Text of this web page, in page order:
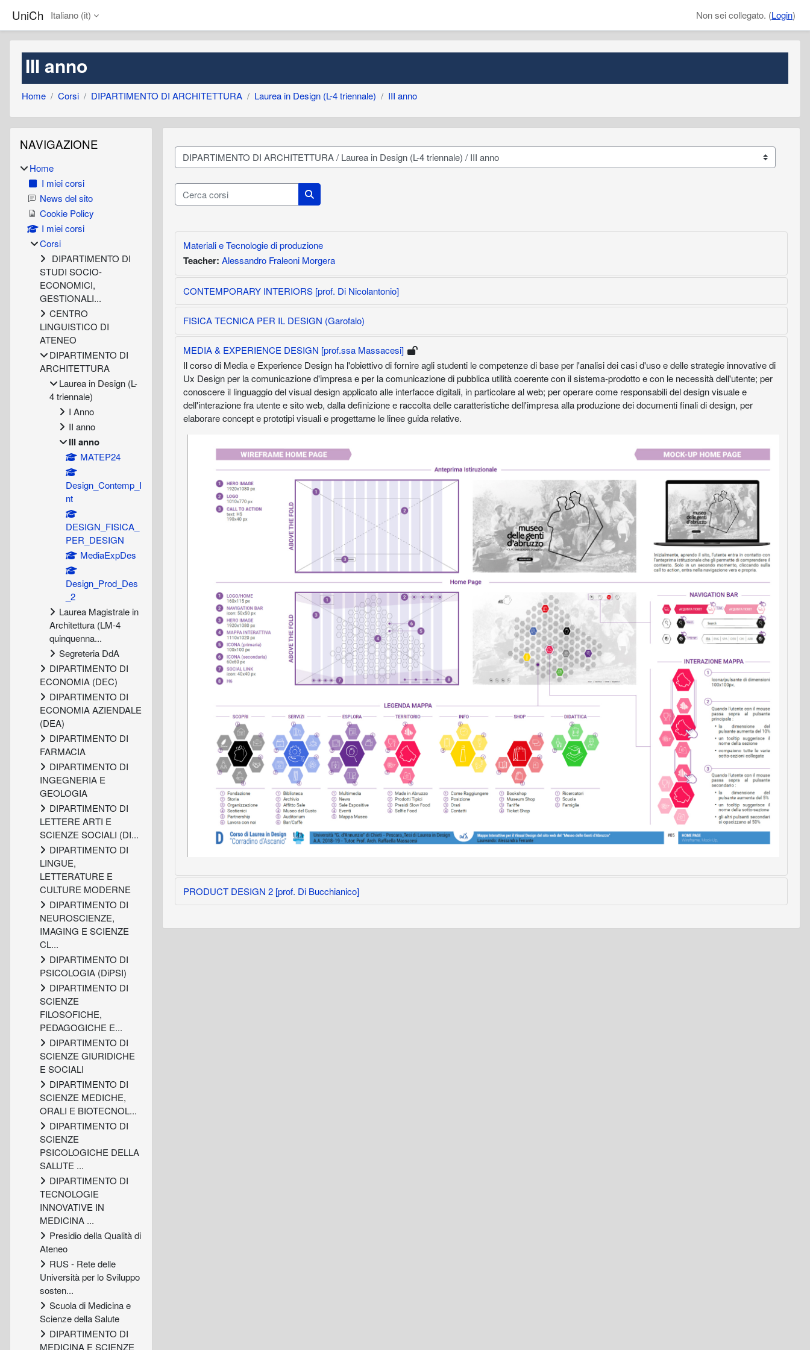
UniCh Italiano ‎(it)‎ Non sei collegato. (Login)
III anno
Home Corsi DIPARTIMENTO DI ARCHITETTURA Laurea in Design (L-4 triennale) III anno
Categorie di corso
Cerca corsi
Cerca corsi
Materiali e Tecnologie di produzione
Teacher: Alessandro Fraleoni Morgera
CONTEMPORARY INTERIORS [prof. Di Nicolantonio]
FISICA TECNICA PER IL DESIGN (Garofalo)
MEDIA & EXPERIENCE DESIGN [prof.ssa Massacesi]
Il corso di Media e Experience Design ha l'obiettivo di fornire agli studenti le competenze di base per l'analisi dei casi d'uso e delle strategie innovative di
Ux Design per la comunicazione d'impresa e per la comunicazione di pubblica utilità coerente con il sistema-prodotto e con le necessità dell'utente; per
conoscere il linguaggio del visual design applicato alle interfacce digitali, in particolare al web; per operare come responsabili del design visuale e
dell'interazione fra utente e sito web, dalla definizione e raccolta delle caratteristiche dell'impresa alla produzione dei documenti finali di design, per
elaborare concept e prototipi visuali e progettarne le linee guida relative.
PRODUCT DESIGN 2 [prof. Di Bucchianico]
Blocchi
Salta Navigazione
NAVIGAZIONE
Home
I miei corsi
News del sito
Cookie Policy
I miei corsi
Corsi
DIPARTIMENTO DI
STUDI SOCIO-
ECONOMICI,
GESTIONALI...
CENTRO
LINGUISTICO DI
ATENEO
DIPARTIMENTO DI
ARCHITETTURA
Laurea in Design (L-
4 triennale)
I Anno
II anno
III anno
MATEP24
Design_Contemp_I
nt
DESIGN_FISICA_
PER_DESIGN
MediaExpDes
Design_Prod_Des
_2
Laurea Magistrale in
Architettura (LM-4
quinquenna...
Segreteria DdA
DIPARTIMENTO DI
ECONOMIA (DEC)
DIPARTIMENTO DI
ECONOMIA AZIENDALE
(DEA)
DIPARTIMENTO DI
FARMACIA
DIPARTIMENTO DI
INGEGNERIA E
GEOLOGIA
DIPARTIMENTO DI
LETTERE ARTI E
SCIENZE SOCIALI (DI...
DIPARTIMENTO DI
LINGUE,
LETTERATURE E
CULTURE MODERNE
DIPARTIMENTO DI
NEUROSCIENZE,
IMAGING E SCIENZE
CL...
DIPARTIMENTO DI
PSICOLOGIA (DiPSI)
DIPARTIMENTO DI
SCIENZE
FILOSOFICHE,
PEDAGOGICHE E...
DIPARTIMENTO DI
SCIENZE GIURIDICHE
E SOCIALI
DIPARTIMENTO DI
SCIENZE MEDICHE,
ORALI E BIOTECNOL...
DIPARTIMENTO DI
SCIENZE
PSICOLOGICHE DELLA
SALUTE ...
DIPARTIMENTO DI
TECNOLOGIE
INNOVATIVE IN
MEDICINA ...
Presidio della Qualità di
Ateneo
RUS - Rete delle
Università per lo Sviluppo
sosten...
Scuola di Medicina e
Scienze della Salute
DIPARTIMENTO DI
MEDICINA E SCIENZE